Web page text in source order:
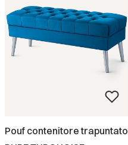
Pouf contenitore trapuntato